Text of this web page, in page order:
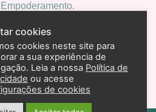
cookies
cookies neste site para
a sua experiência de
Leia a nossa Política de
ou acesse
de cookies